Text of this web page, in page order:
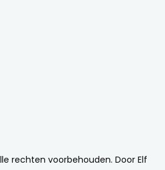
rechten voorbehouden. Door Elf